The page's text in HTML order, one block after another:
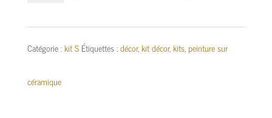
Kit
S
Catégorie :kit S Étiquettes :décor,kit décor,kits,peinture sur
céramique